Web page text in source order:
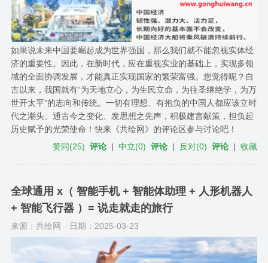
如果说未来中国要崛起成为世界强国，那么我们就不能忽视实体经
济的重要性。因此，在新时代，应在重视实业的基础上，实现多领
域的全面协调发展，才能真正实现国家的繁荣富强。您觉得呢？自
古以来，我国就有“为天地立心，为生民立命，为往圣继绝学，为万
世开太平”的志向和传统。一切有理想、有抱负的中国人都应该立时
代之潮头、通古今之变化、发思想之先声，积极建言献策，担负起
历史赋予的光荣使命！快来《共绘网》的评论区参与讨论吧！
赞同(25) 评论 |中立(0) 评论 | 反对(0) 评论 |收藏
全球通用 x（ 智能手机 + 智能体助理 + 人形机器人
+ 智能飞行器 ）= 说走就走的旅行
来源：共绘网 日期：2025-03-23